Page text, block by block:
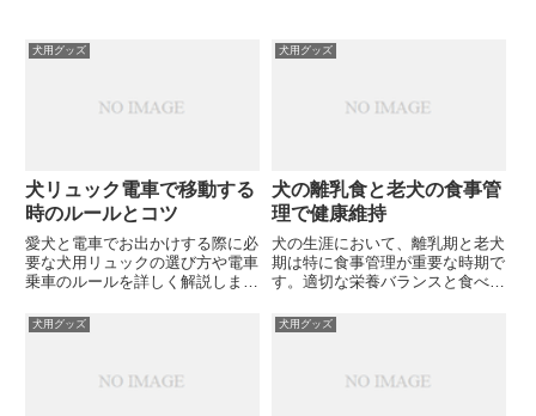
犬用グッズ
犬リュック電車で移動する
時のルールとコツ
愛犬と電車でお出かけする際に必
要な犬用リュックの選び方や電車
乗車のルールを詳しく解説しま
や料金、愛犬のストレス対策まで
犬用グッズ
犬の離乳食と老犬の食事管
理で健康維持
犬の生涯において、離乳期と老犬
期は特に食事管理が重要な時期で
す。適切な栄養バランスと食べや
で、健康な体づくりと長寿をサポ
犬用グッズ 犬用グッズ